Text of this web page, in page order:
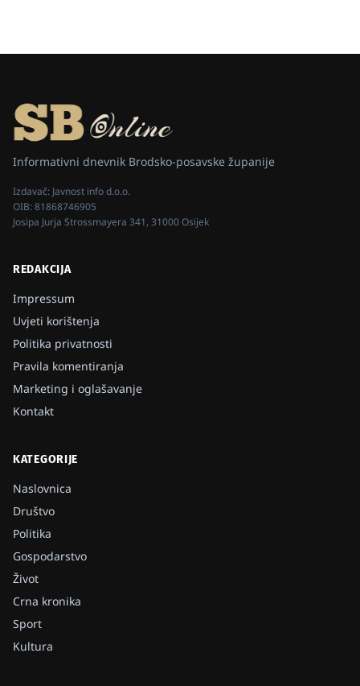
Informativni dnevnik Brodsko-posavske županije
Izdavač: Javnost info d.o.o.
OIB:81868746905
Josipa Jurja Strossmayera 341, 31000 Osijek
REDAKCIJA
Impressum
Uvjeti korištenja
Politika privatnosti
Pravila komentiranja
Marketing i oglašavanje
Kontakt
KATEGORIJE
Naslovnica
Društvo
Politika
Gospodarstvo
Život
Crna kronika
Sport
Kultura